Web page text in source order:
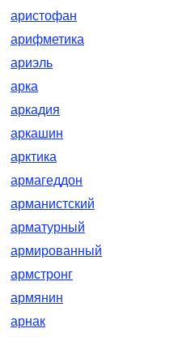
аристофан
арифметика
ариэль
арка
аркадия
аркашин
арктика
армагеддон
арманистский
арматурный
армированный
армстронг
армянин
арнак